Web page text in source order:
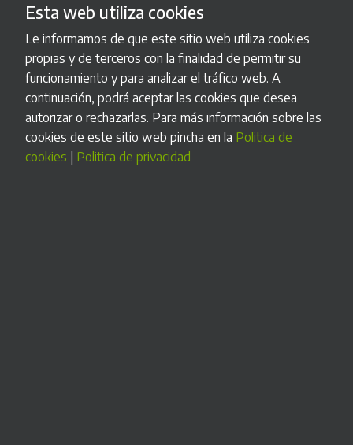
hace responsable como entidad productora del componente
principal del Sistema Informático de Facturación (SIF) SIF
Siteco, del cumplimiento con lo dispuesto en el artículo 29.2.j)
de la Ley 58/2003, de 17 de diciembre, General Tributaria,
en el Reglamento que establece los requisitos que deben
adoptar los sistemas y programas informáticos o
electrónicos que soporten los procesos de facturación de
empresarios y profesionales, y la estandarización de
formatos de los registros de facturación, aprobado por el
Esta web utiliza cookies
Le informamos de que este sitio web utiliza cookies
propias y de terceros con la finalidad de permitir su
funcionamiento y para analizar el tráfico web. A
continuación, podrá aceptar las cookies que desea
autorizar o rechazarlas. Para más información sobre las
cookies de este sitio web pincha en la Politica de
cookies | Politica de privacidad